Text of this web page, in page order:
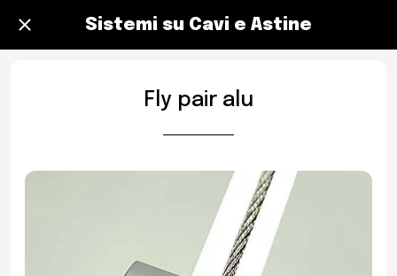
Sistemi su Cavi e Astine
Fly pair alu